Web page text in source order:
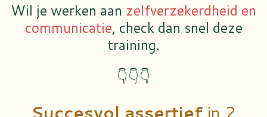
Wil je werken aan zelfverzekerdheid en
communicatie, check dan snel deze
training.
👇👇👇